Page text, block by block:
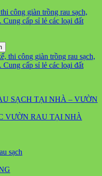
công giàn trồng rau sạch,
cấp sỉ lẻ các loại đất
SẠCH TẠI NHÀ – VƯỜN
VƯỜN RAU TẠI NHÀ
sạch